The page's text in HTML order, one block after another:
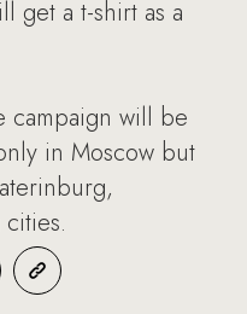
get a t-shirt as a
campaign will be
in Moscow but